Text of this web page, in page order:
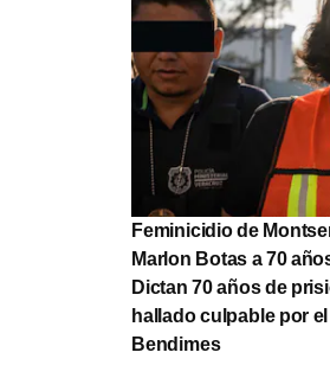
Feminicidio de
Marlon Botas a 70
Dictan 70 años de
hallado culpable por
Bendimes